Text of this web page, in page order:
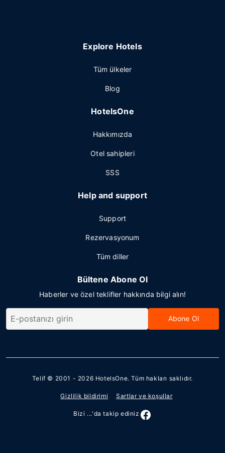
Explore Hotels
Tüm ülkeler
Blog
HotelsOne
Hakkımızda
Otel sahipleri
SSS
Help and support
Support
Rezervasyonum
Tüm diller
Bültene Abone Ol
Haberler ve özel teklifler hakkında bilgi alın!
Abone Ol
Telif © 2001 - 2026 HotelsOne. Tüm hakları saklıdır.
Gizlilik bildirimi Şartlar ve koşullar
Bizi ...'da takip ediniz